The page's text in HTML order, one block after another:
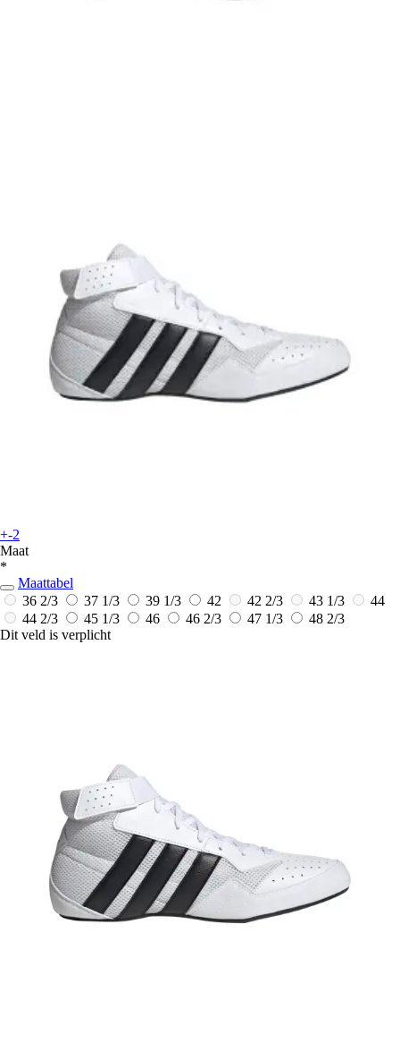
+-2
Maat
*
Maattabel
36 2/3
37 1/3 39 1/3 42 42 2/3 43 1/3
44
44 2/3
45 1/3 46 46 2/3 47 1/3
48 2/3
Dit veld is verplicht